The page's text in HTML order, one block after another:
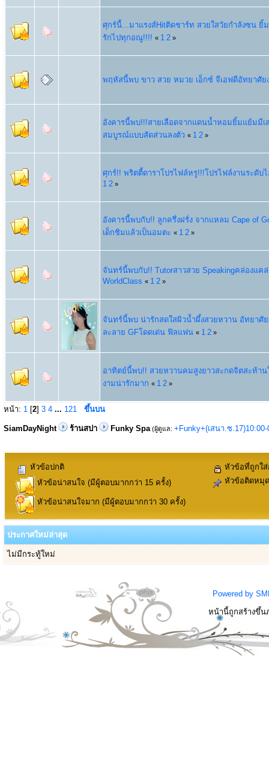
ศุกร์นี้...มาแรงส์Hitติดชาร์ท สวยใสวัยกำลังซน ยิ้
รักไปทุกอณู!!!! « 1 2 »
พฤหัสนี้พบ ขาว สวย หมวย เอ็กซ์ จีเอฟดีอัทยาศัย
อังคารนี้พบ!!!สายเลือดจากแดนน้ำหอมยิ้มแย้มมีเ
สมบูรณ์แบบสัดส่วนลงตัว « 1 2 »
ศุกร์!! พริตตี้ดาราโปรไฟล์หรู!!!โปรไฟล์งานระดับ
1 2 »
อังคารนี้พบกับ!! ลูกครึ่งฝรั่ง จากแหลม Cape of
เด็กชิมแล้วเป็นอมตะ « 1 2 »
จันทร์นี้พบกับ!! Tutorสาวสวย Speakingคล่องแค
WorldClass « 1 2 »
จันทร์นี้พบ น่ารักสดใสผิวน้ำผึ้งสวยหวาน อัทยาศั
ละลาย GFโดดเด่น ฟิลแฟน « 1 2 »
อาทิตย์นี้พบ!! สวยหวานคมสูงยาวสะกดจิตสะท้าน
งามน่ารักมาก « 1 2 »
หน้า: 1 [2] 3 4 ... 121 ขึ้นบน
SiamDayNight ร้านสปา Funky Spa (ผู้ดูแล: +Funky+(เสนา.ซ
หัวข้อปกติ
หัวข้อน่าสนใจ (มีผู้ตอบมากกว่า 15 ครั้ง)
หัวข้อน่าสนใจมาก (มีผู้ตอบมากกว่า 30 ครั้ง)
หัวข้อที่ถูกใ
หัวข้อติดหมุด
ประกาศใหม่ล่าสุด
ไม่มีกระทู้ใหม่
Powered by
หน้านี้ถูกสร้างขึ้น